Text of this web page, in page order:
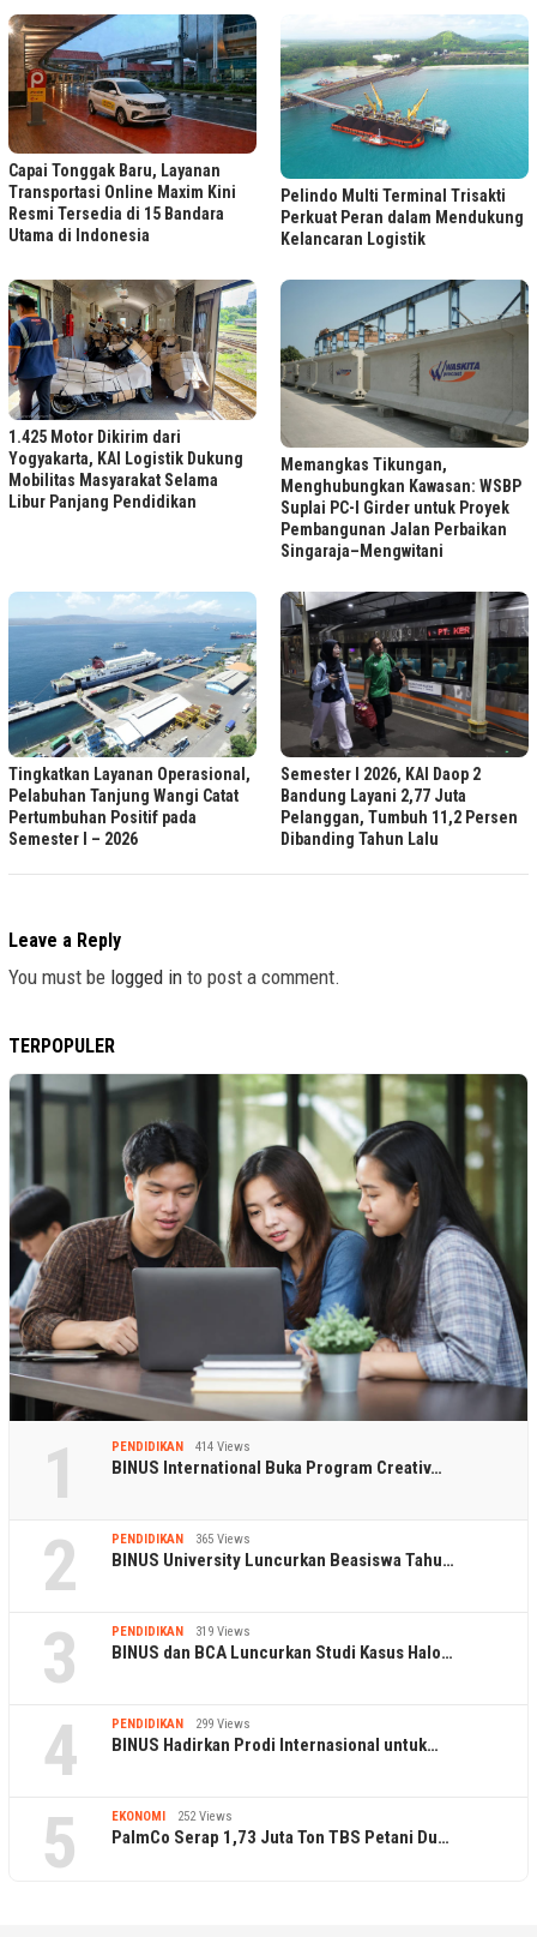
Capai Tonggak Baru, Layanan
Transportasi Online Maxim Kini
Resmi Tersedia di 15 Bandara
Utama di Indonesia
Pelindo Multi Terminal Trisakti
Perkuat Peran dalam Mendukung
Kelancaran Logistik
1.425 Motor Dikirim dari
Yogyakarta, KAI Logistik Dukung
Mobilitas Masyarakat Selama
Libur Panjang Pendidikan
Memangkas Tikungan,
Menghubungkan Kawasan: WSBP
Suplai PC-I Girder untuk Proyek
Pembangunan Jalan Perbaikan
Singaraja–Mengwitani
Tingkatkan Layanan Operasional,
Pelabuhan Tanjung Wangi Catat
Pertumbuhan Positif pada
Semester I – 2026
Semester I 2026, KAI Daop 2
Bandung Layani 2,77 Juta
Pelanggan, Tumbuh 11,2 Persen
Dibanding Tahun Lalu
Leave a Reply
You must be logged in to post a comment.
TERPOPULER
1 PENDIDIKAN 414 Views
BINUS International Buka Program Creativ…
2 PENDIDIKAN 365 Views
BINUS University Luncurkan Beasiswa Tahu…
3 PENDIDIKAN 319 Views
BINUS dan BCA Luncurkan Studi Kasus Halo…
4 PENDIDIKAN 299 Views
BINUS Hadirkan Prodi Internasional untuk…
5 EKONOMI 252 Views
PalmCo Serap 1,73 Juta Ton TBS Petani Du…